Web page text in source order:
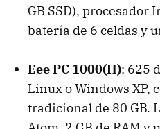
GB SSD), procesador
batería de 6 celdas y
Eee PC 1000(H): 625
Linux o Windows XP,
tradicional de 80 GB.